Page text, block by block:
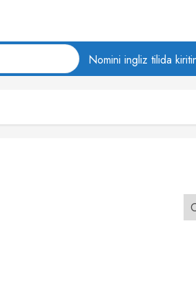
Nomini ingliz tilida